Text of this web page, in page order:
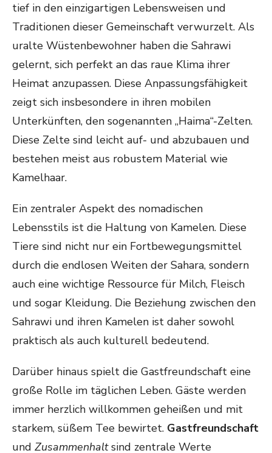
tief in den einzigartigen Lebensweisen und
Traditionen dieser Gemeinschaft verwurzelt. Als
uralte Wüstenbewohner haben die Sahrawi
gelernt, sich perfekt an das raue Klima ihrer
Heimat anzupassen. Diese Anpassungsfähigkeit
zeigt sich insbesondere in ihren mobilen
Unterkünften, den sogenannten „Haima“-Zelten.
Diese Zelte sind leicht auf- und abzubauen und
bestehen meist aus robustem Material wie
Kamelhaar.
Ein zentraler Aspekt des nomadischen
Lebensstils ist die Haltung von Kamelen. Diese
Tiere sind nicht nur ein Fortbewegungsmittel
durch die endlosen Weiten der Sahara, sondern
auch eine wichtige Ressource für Milch, Fleisch
und sogar Kleidung. Die Beziehung zwischen den
Sahrawi und ihren Kamelen ist daher sowohl
praktisch als auch kulturell bedeutend.
Darüber hinaus spielt die Gastfreundschaft eine
große Rolle im täglichen Leben. Gäste werden
immer herzlich willkommen geheißen und mit
starkem, süßem Tee bewirtet. Gastfreundschaft
und Zusammenhaltsind zentrale Werte